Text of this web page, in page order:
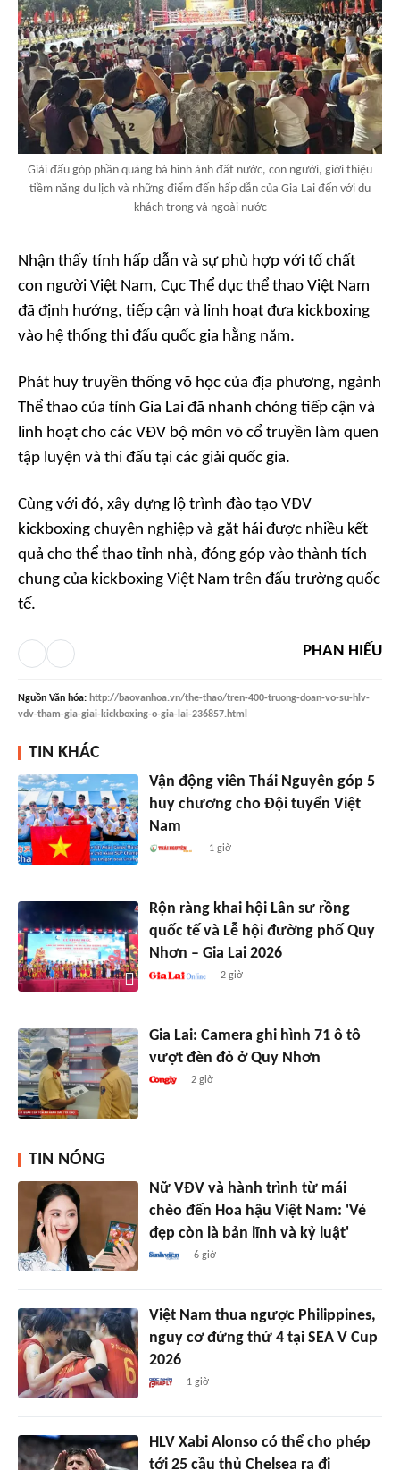
Giải đấu góp phần quảng bá hình ảnh đất nước, con người, giới thiệu
tiềm năng du lịch và những điểm đến hấp dẫn của Gia Lai đến với du
khách trong và ngoài nước
Nhận thấy tính hấp dẫn và sự phù hợp với tố chất
con người Việt Nam, Cục Thể dục thể thao Việt Nam
đã định hướng, tiếp cận và linh hoạt đưa kickboxing
vào hệ thống thi đấu quốc gia hằng năm.
Phát huy truyền thống võ học của địa phương, ngành
Thể thao của tỉnh Gia Lai đã nhanh chóng tiếp cận và
linh hoạt cho các VĐV bộ môn võ cổ truyền làm quen
tập luyện và thi đấu tại các giải quốc gia.
Cùng với đó, xây dựng lộ trình đào tạo VĐV
kickboxing chuyên nghiệp và gặt hái được nhiều kết
quả cho thể thao tỉnh nhà, đóng góp vào thành tích
chung của kickboxing Việt Nam trên đấu trường quốc
tế.
PHAN HIẾU
Nguồn Văn hóa: http://baovanhoa.vn/the-thao/tren-400-truong-doan-vo-su-hlv-
vdv-tham-gia-giai-kickboxing-o-gia-lai-236857.html
TIN KHÁC
Vận động viên Thái Nguyên góp 5
huy chương cho Đội tuyển Việt
Nam
1 giờ
Rộn ràng khai hội Lân sư rồng
quốc tế và Lễ hội đường phố Quy
Nhơn – Gia Lai 2026
2 giờ
Gia Lai: Camera ghi hình 71 ô tô
vượt đèn đỏ ở Quy Nhơn
2 giờ
TIN NÓNG
Nữ VĐV và hành trình từ mái
chèo đến Hoa hậu Việt Nam: 'Vẻ
đẹp còn là bản lĩnh và kỷ luật'
6 giờ
Việt Nam thua ngược Philippines,
nguy cơ đứng thứ 4 tại SEA V Cup
2026
1 giờ
HLV Xabi Alonso có thể cho phép
tới 25 cầu thủ Chelsea ra đi